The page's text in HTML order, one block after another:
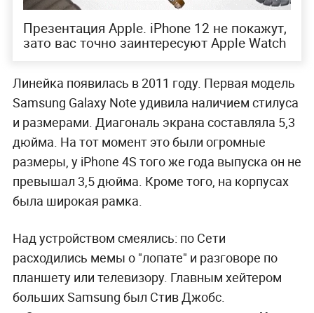
Презентация Apple. iPhone 12 не покажут,
зато вас точно заинтересуют Apple Watch
Линейка появилась в 2011 году. Первая модель
Samsung Galaxy Note удивила наличием стилуса
и размерами. Диагональ экрана составляла 5,3
дюйма. На тот момент это были огромные
размеры, у iPhone 4S того же года выпуска он не
превышал 3,5 дюйма. Кроме того, на корпусах
была широкая рамка.
Над устройством смеялись: по Сети
расходились мемы о "лопате" и разговоре по
планшету или телевизору. Главным хейтером
больших Samsung был Стив Джобс.